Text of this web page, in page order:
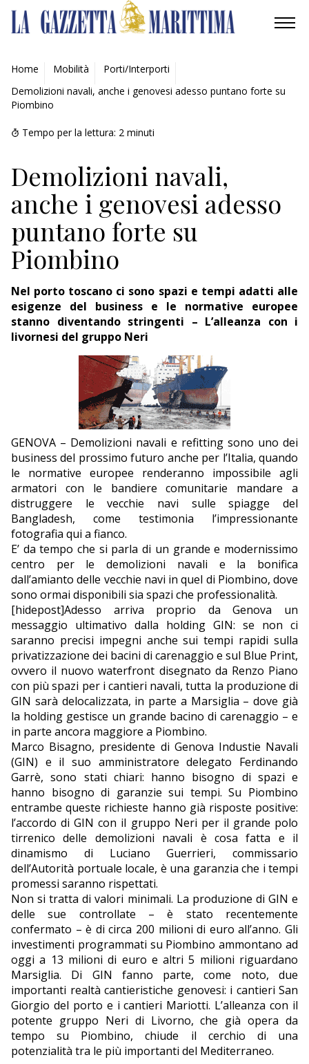
AMBIENTE
MOBILITÀ
INDUSTRIA
ECONOMIA
TURISMO
CULTURA
NAUTICA
EDITORIALI
Home Mobilità
Porti/Interporti
Demolizioni navali, anche i genovesi adesso puntano forte su
Piombino
Tempo per la lettura: 2 minuti
Demolizioni navali,
anche i genovesi adesso
puntano forte su
Piombino
Nel porto toscano ci sono spazi e tempi adatti alle
esigenze del business e le normative europee
stanno diventando stringenti – L’alleanza con i
livornesi del gruppo Neri
GENOVA – Demolizioni navali e refitting sono uno dei
business del prossimo futuro anche per l’Italia, quando
le normative europee renderanno impossibile agli
armatori con le bandiere comunitarie mandare a
distruggere le vecchie navi sulle spiagge del
Bangladesh, come testimonia l’impressionante
fotografia qui a fianco.
E’ da tempo che si parla di un grande e modernissimo
centro per le demolizioni navali e la bonifica
dall’amianto delle vecchie navi in quel di Piombino, dove
sono ormai disponibili sia spazi che professionalità.
[hidepost]Adesso arriva proprio da Genova un
messaggio ultimativo dalla holding GIN: se non ci
saranno precisi impegni anche sui tempi rapidi sulla
privatizzazione dei bacini di carenaggio e sul Blue Print,
ovvero il nuovo waterfront disegnato da Renzo Piano
con più spazi per i cantieri navali, tutta la produzione di
GIN sarà delocalizzata, in parte a Marsiglia – dove già
la holding gestisce un grande bacino di carenaggio – e
in parte ancora maggiore a Piombino.
Marco Bisagno, presidente di Genova Industie Navali
(GIN) e il suo amministratore delegato Ferdinando
Garrè, sono stati chiari: hanno bisogno di spazi e
hanno bisogno di garanzie sui tempi. Su Piombino
entrambe queste richieste hanno già risposte positive:
l’accordo di GIN con il gruppo Neri per il grande polo
tirrenico delle demolizioni navali è cosa fatta e il
dinamismo di Luciano Guerrieri, commissario
dell’Autorità portuale locale, è una garanzia che i tempi
promessi saranno rispettati.
Non si tratta di valori minimali. La produzione di GIN e
delle sue controllate – è stato recentemente
confermato – è di circa 200 milioni di euro all’anno. Gli
investimenti programmati su Piombino ammontano ad
oggi a 13 milioni di euro e altri 5 milioni riguardano
Marsiglia. Di GIN fanno parte, come noto, due
importanti realtà cantieristiche genovesi: i cantieri San
Giorgio del porto e i cantieri Mariotti. L’alleanza con il
potente gruppo Neri di Livorno, che già opera da
tempo su Piombino, chiude il cerchio di una
potenzialità tra le più importanti del Mediterraneo.